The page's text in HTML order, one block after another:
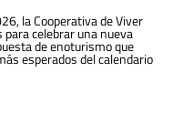
la Cooperativa de Viver
celebrar una nueva
de enoturismo que
esperados del calendario